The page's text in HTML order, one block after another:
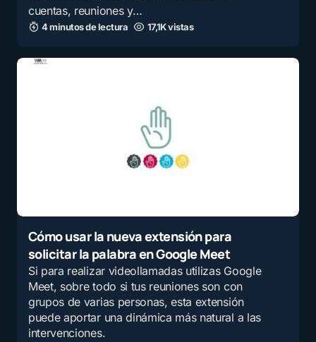
cuentas, reuniones y…
4 minutos de lectura 17,1K vistas
Cómo usar la nueva extensión para
solicitar la palabra en Google Meet
Si para realizar videollamadas utilizas Google
Meet, sobre todo si tus reuniones son con
grupos de varias personas, esta extensión
puede aportar una dinámica más natural a las
intervenciones.